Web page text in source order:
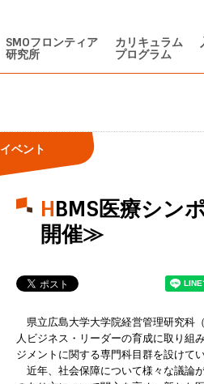
SMOフロンティア
研究所
カリキュラム
プログラム
イベント
HBMS医療シンポジウムを開催します≪11月24日（月・祝）
開催≫
県立広島大学大学院経営管理研究科
人ビジネス・リーダーの育成に取り組
ジメントに関する専門科目群を設けてい
近年、社会保障について様々な議論